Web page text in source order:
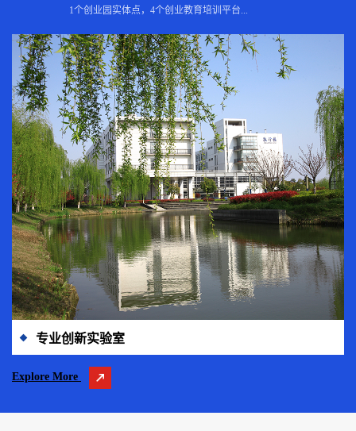
专业创新实验室
Explore More